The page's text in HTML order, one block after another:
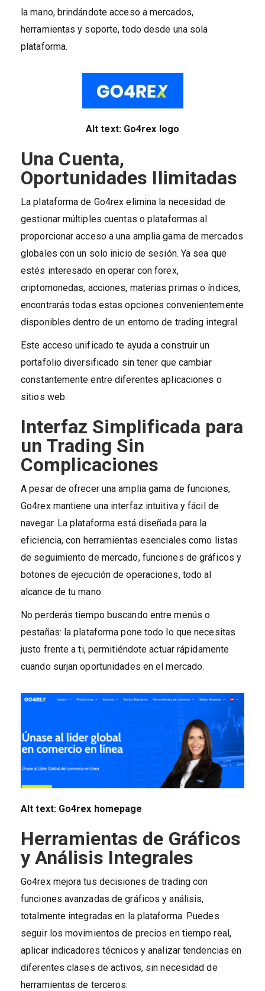
la mano, brindándote acceso a mercados,
herramientas y soporte, todo desde una sola
plataforma.
Alt text: Go4rex logo
Una Cuenta,
Oportunidades Ilimitadas
La plataforma de Go4rex elimina la necesidad de
gestionar múltiples cuentas o plataformas al
proporcionar acceso a una amplia gama de mercados
globales con un solo inicio de sesión. Ya sea que
estés interesado en operar con forex,
criptomonedas, acciones, materias primas o índices,
encontrarás todas estas opciones convenientemente
disponibles dentro de un entorno de trading integral.
Este acceso unificado te ayuda a construir un
portafolio diversificado sin tener que cambiar
constantemente entre diferentes aplicaciones o
sitios web.
Interfaz Simplificada para
un Trading Sin
Complicaciones
A pesar de ofrecer una amplia gama de funciones,
Go4rex mantiene una interfaz intuitiva y fácil de
navegar. La plataforma está diseñada para la
eficiencia, con herramientas esenciales como listas
de seguimiento de mercado, funciones de gráficos y
botones de ejecución de operaciones, todo al
alcance de tu mano.
No perderás tiempo buscando entre menús o
pestañas: la plataforma pone todo lo que necesitas
justo frente a ti, permitiéndote actuar rápidamente
cuando surjan oportunidades en el mercado.
Alt text: Go4rex homepage
Herramientas de Gráficos
y Análisis Integrales
Go4rex mejora tus decisiones de trading con
funciones avanzadas de gráficos y análisis,
totalmente integradas en la plataforma. Puedes
seguir los movimientos de precios en tiempo real,
aplicar indicadores técnicos y analizar tendencias en
diferentes clases de activos, sin necesidad de
herramientas de terceros.